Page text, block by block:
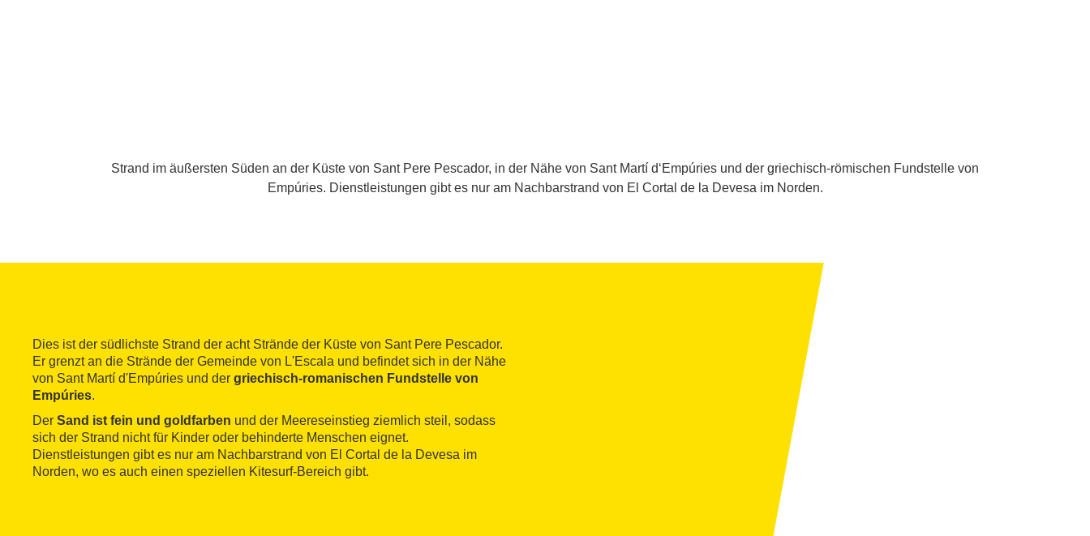
Strand im äußersten Süden an der Küste von Sant Pere Pescador, in der Nähe von Sant Martí d‘Empúries und der griechisch-römischen Fundstelle von
Empúries. Dienstleistungen gibt es nur am Nachbarstrand von El Cortal de la Devesa im Norden.
Dies ist der südlichste Strand der acht Strände der Küste von Sant Pere Pescador.
Er grenzt an die Strände der Gemeinde von L'Escala und befindet sich in der Nähe
von Sant Martí d'Empúries und der griechisch-romanischen Fundstelle von
Empúries.
Der Sand ist fein und goldfarben und der Meereseinstieg ziemlich steil, sodass
sich der Strand nicht für Kinder oder behinderte Menschen eignet.
Dienstleistungen gibt es nur am Nachbarstrand von El Cortal de la Devesa im
Norden, wo es auch einen speziellen Kitesurf-Bereich gibt.